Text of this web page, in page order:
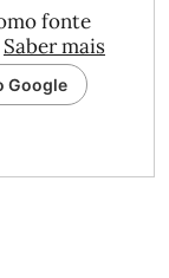
fonte
Saber mais
Google